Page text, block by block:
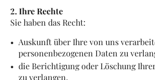
2. Ihre Rechte
Sie haben das Recht:
Auskunft über Ihre von uns
personenbezogenen Daten zu
die Berichtigung oder Löschung
zu verlangen,